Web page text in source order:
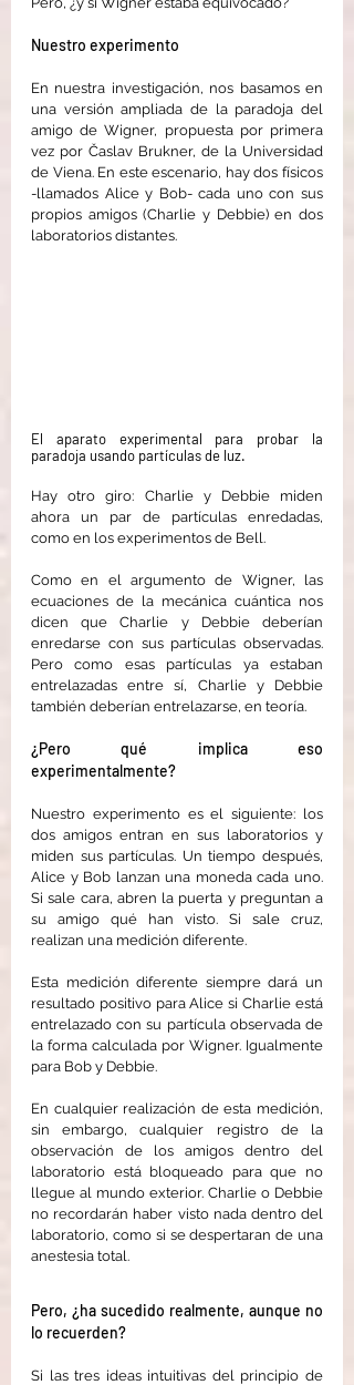
Nuestro experimento
En nuestra investigación, nos basamos en
una versión ampliada de la paradoja del
amigo de Wigner, propuesta por primera
vez por Časlav Brukner, de la Universidad
de Viena. En este escenario, hay dos físicos
-llamados Alice y Bob- cada uno con sus
propios amigos (Charlie y Debbie) en dos
laboratorios distantes.
El aparato experimental para probar la
paradoja usando partículas de luz.
Hay otro giro: Charlie y Debbie miden
ahora un par de partículas enredadas,
como en los experimentos de Bell.
Como en el argumento de Wigner, las
ecuaciones de la mecánica cuántica nos
dicen que Charlie y Debbie deberían
enredarse con sus partículas observadas.
Pero como esas partículas ya estaban
entrelazadas entre sí, Charlie y Debbie
también deberían entrelazarse, en teoría.
¿Pero qué implica eso
experimentalmente?
Nuestro experimento es el siguiente: los
dos amigos entran en sus laboratorios y
miden sus partículas. Un tiempo después,
Alice y Bob lanzan una moneda cada uno.
Si sale cara, abren la puerta y preguntan a
su amigo qué han visto. Si sale cruz,
realizan una medición diferente.
Esta medición diferente siempre dará un
resultado positivo para Alice si Charlie está
entrelazado con su partícula observada de
la forma calculada por Wigner. Igualmente
para Bob y Debbie.
En cualquier realización de esta medición,
sin embargo, cualquier registro de la
observación de los amigos dentro del
laboratorio está bloqueado para que no
llegue al mundo exterior. Charlie o Debbie
no recordarán haber visto nada dentro del
laboratorio, como si se despertaran de una
anestesia total.
Pero, ¿ha sucedido realmente, aunque no
lo recuerden?
Si las tres ideas intuitivas del principio de